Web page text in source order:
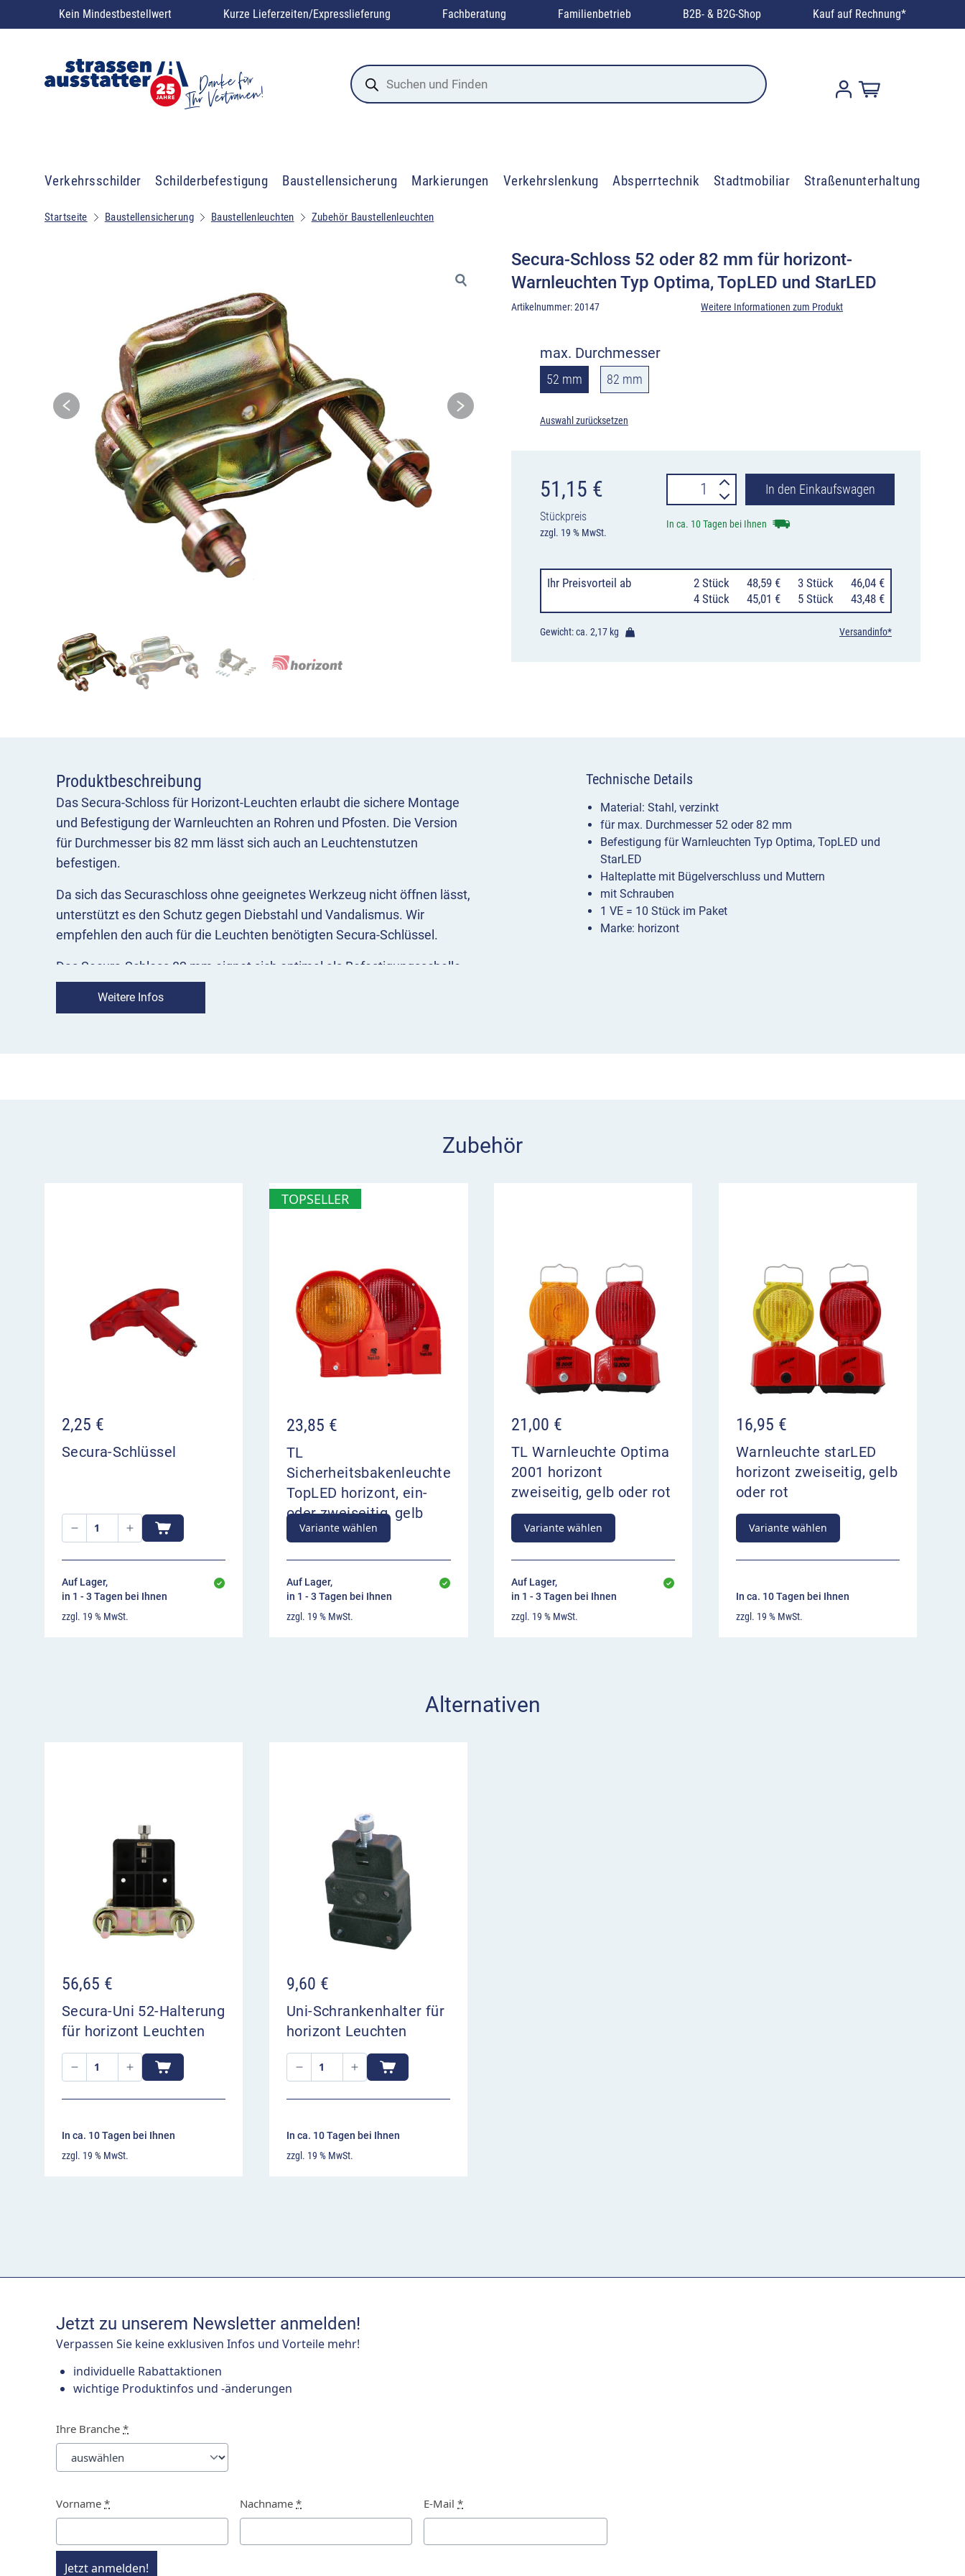
Kein Mindestbestellwert Kurze Lieferzeiten/Expresslieferung Fachberatung Familienbetrieb B2B- & B2G-Shop Kauf auf Rechnung*
Products
search
Verkehrsschilder Schilderbefestigung Baustellensicherung Markierungen Verkehrslenkung Absperrtechnik Stadtmobiliar Straßenunterhaltung
Startseite Baustellensicherung Baustellenleuchten Zubehör Baustellenleuchten
Secura-Schloss 52 oder 82 mm für horizont-
Warnleuchten Typ Optima, TopLED und StarLED
Artikelnummer:20147 Weitere Informationen zum Produkt
max. Durchmesser
52 mm 82 mm
Auswahl zurücksetzen
51,15 €
Stückpreis
zzgl. 19 % MwSt.
Secura-
Schloss
oder
mm
TopLED
und
StarLED
Menge
In den Einkaufswagen
In ca. 10 Tagen bei Ihnen
Ihr Preisvorteil ab 2 Stück 48,59 € 3 Stück
46,04 €
4 Stück 45,01 € 5 Stück 43,48 €
Gewicht: ca. 2,17 kg Versandinfo*
Produktbeschreibung
Das Secura-Schloss für Horizont-Leuchten erlaubt die sichere Montage
und Befestigung der Warnleuchten an Rohren und Pfosten. Die Version
für Durchmesser bis 82 mm lässt sich auch an Leuchtenstutzen
befestigen.
Da sich das Securaschloss ohne geeignetes Werkzeug nicht öffnen lässt,
unterstützt es den Schutz gegen Diebstahl und Vandalismus. Wir
empfehlen den auch für die Leuchten benötigten Secura-Schlüssel.
Das Secura-Schloss 82 mm eignet sich optimal als Befestigungsschelle
für die Warnleuchte Optima Blitz, die 52 mm Version auch für die
Weitere Infos
Technische Details
Material: Stahl, verzinkt
für max. Durchmesser 52 oder 82 mm
Befestigung für Warnleuchten Typ Optima, TopLED und
StarLED
Halteplatte mit Bügelverschluss und Muttern
mit Schrauben
1 VE = 10 Stück im Paket
Marke: horizont
Zubehör
2,25 €
Secura-Schlüssel
Auf Lager,
in 1 - 3 Tagen bei Ihnen
zzgl. 19 % MwSt.
TOPSELLER
23,85 €
TL
Sicherheitsbakenleuchte
TopLED horizont, ein-
oder zweiseitig, gelb
oder rot
Variante wählen
Auf Lager,
in 1 - 3 Tagen bei Ihnen
zzgl. 19 % MwSt.
21,00 €
TL Warnleuchte Optima
2001 horizont
zweiseitig, gelb oder rot
Variante wählen
Auf Lager,
in 1 - 3 Tagen bei Ihnen
zzgl. 19 % MwSt.
16,95 €
Warnleuchte starLED
horizont zweiseitig, gelb
oder rot
Variante wählen
In ca. 10 Tagen bei Ihnen
zzgl. 19 % MwSt.
Alternativen
56,65 €
Secura-Uni 52-Halterung
für horizont Leuchten
In ca. 10 Tagen bei Ihnen
zzgl. 19 % MwSt.
9,60 €
Uni-Schrankenhalter für
horizont Leuchten
In ca. 10 Tagen bei Ihnen
zzgl. 19 % MwSt.
Jetzt zu unserem Newsletter anmelden!
Verpassen Sie keine exklusiven Infos und Vorteile mehr!
individuelle Rabattaktionen
wichtige Produktinfos und -änderungen
Ihre Branche *
Vorname * Nachname * E-Mail *
Jetzt anmelden!